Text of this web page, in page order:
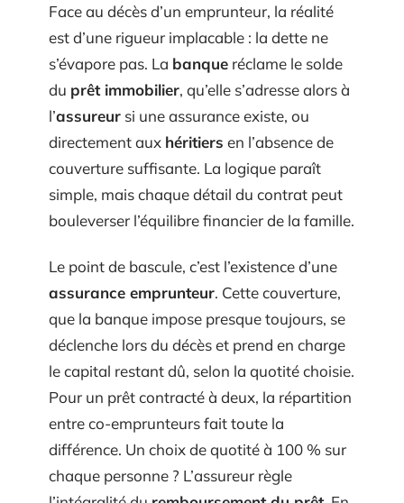
Face au décès d’un emprunteur, la réalité
est d’une rigueur implacable : la dette ne
s’évapore pas. La banque réclame le solde
du prêt immobilier, qu’elle s’adresse alors à
l’assureur si une assurance existe, ou
directement aux héritiers en l’absence de
couverture suffisante. La logique paraît
simple, mais chaque détail du contrat peut
bouleverser l’équilibre financier de la famille.
Le point de bascule, c’est l’existence d’une
assurance emprunteur. Cette couverture,
que la banque impose presque toujours, se
déclenche lors du décès et prend en charge
le capital restant dû, selon la quotité choisie.
Pour un prêt contracté à deux, la répartition
entre co-emprunteurs fait toute la
différence. Un choix de quotité à 100 % sur
chaque personne ? L’assureur règle